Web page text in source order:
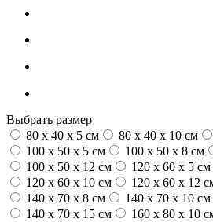
Выбрать размер
80 x 40 x 5 см
80 x 40 x 10 см
100 x 50 x 5 см
100 х 50 х 8 см
100 x 50 x 12 см
120 x 60 x 5 см
120 x 60 x 10 см
120 x 60 x 12
140 x 70 x 8 см
140 x 70 x 10 см
140 x 70 x 15 см
160 x 80 x 10